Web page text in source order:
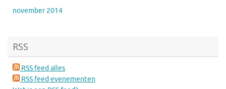
november 2014
RSS
RSS feed alles
RSS feed evenementen